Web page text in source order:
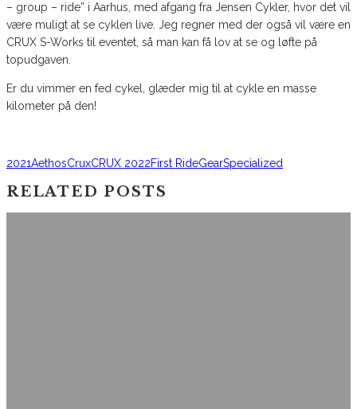
– group – ride” i Aarhus, med afgang fra Jensen Cykler, hvor det vil
være muligt at se cyklen live. Jeg regner med der også vil være en
CRUX S-Works til eventet, så man kan få lov at se og løfte på
topudgaven.
Er du vimmer en fed cykel, glæder mig til at cykle en masse
kilometer på den!
2021AethosCruxCRUX 2022First RideGearSpecialized
RELATED POSTS